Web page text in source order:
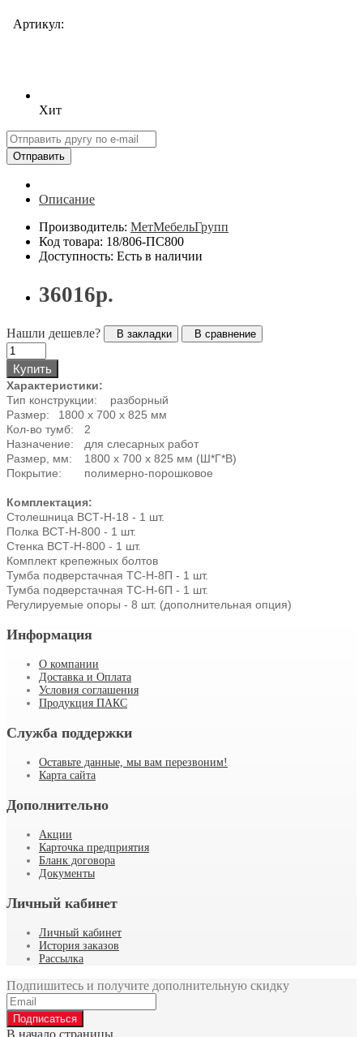
Артикул:
Хит
Отправить
Описание
Производитель: МетМебельГрупп
Код товара: 18/806-ПС800
Доступность: Есть в наличии
36016р.
Нашли дешевле? В закладки В сравнение
Купить
Характеристики:
Тип конструкции:
разборный
Размер:
1800 х 700 х 825 мм
Кол-во тумб:
2
Назначение:
для слесарных работ
Размер, мм:
1800 х 700 х 825 мм (Ш*Г*В)
Покрытие:
полимерно-порошковое
Комплектация:
Столешница ВСТ-Н-18 - 1 шт.
Полка ВСТ-Н-800 - 1 шт.
Стенка ВСТ-Н-800 - 1 шт.
Комплект крепежных болтов
Тумба подверстачная ТС-Н-8П - 1 шт.
Тумба подверстачная ТС-Н-6П - 1 шт.
Регулируемые опоры - 8 шт. (дополнительная опция)
Информация
О компании
Доставка и Оплата
Условия соглашения
Продукция ПАКС
Служба поддержки
Оставьте данные, мы вам перезвоним!
Карта сайта
Дополнительно
Акции
Карточка предприятия
Бланк договора
Документы
Личный кабинет
Личный кабинет
История заказов
Рассылка
Подпишитесь и получите дополнительную скидку
Подписаться